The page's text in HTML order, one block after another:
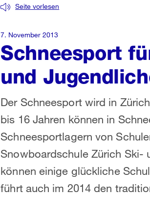
Schneesport
und
Seite vorlesen
Der Schneesport wird in
bis 16 Jahren können in
Schneesportlagern von
Snowboardschule Zürich Ski-
können einige glückliche
führt auch im 2014 den
7. November 2013